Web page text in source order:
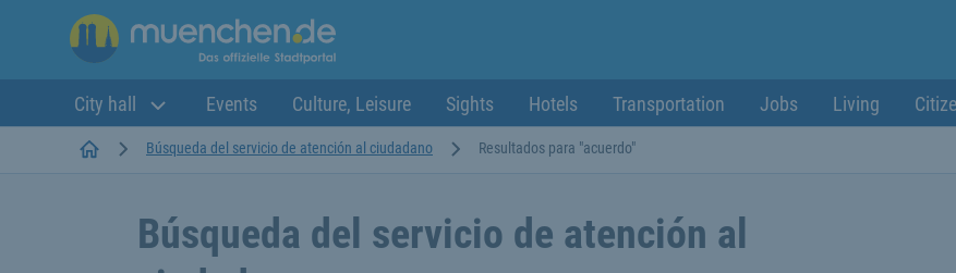
City hall Events Culture, Leisure Sights Hotels Transportation Jobs Living
StartseiteBúsqueda del servicio de atención al ciudadano Resultados para "acuerdo"
Búsqueda del servicio de atención al